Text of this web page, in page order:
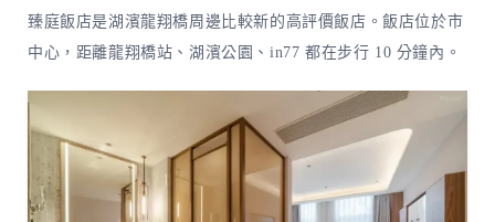
臻庭飯店是湖濱龍翔橋周邊比較新的高評價飯店。飯店位於市
中心，距離龍翔橋站、湖濱公園、in77 都在步行 10 分鐘內。